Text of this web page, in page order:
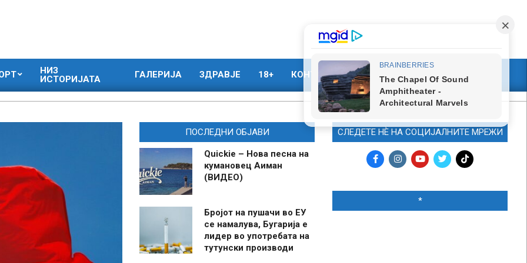
НИЗ
ИСТОРИЈАТА
ГАЛЕРИЈА ЗДРАВЈЕ 18+ КОНТАКТ МАРКЕТИНГ
ПОСЛЕДНИ ОБЈАВИ
Quickie – Нова песна на
кумановец Аиман
(ВИДЕО)
Бројот на пушачи во ЕУ
се намалува, Бугарија е
лидер во употребата на
тутунски производи
СЛЕДЕТЕ НЀ НА СОЦИЈАЛНИТЕ МРЕЖИ
*